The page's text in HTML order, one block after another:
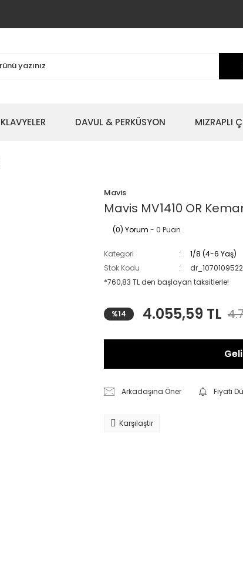
KLAVYELER DAVUL & PERKÜSYON MIZRAPLI
Mavis
Mavis MV1410 OR
(0) Yorum - 0 Puan
Kategori
1/8 (4-6 Yaş)
Stok Kodu
*760,83 TL den başlayan taksitlerle!
%14 4.055,59 TL
Arkadaşına Öner Fiyatı
Karşılaştır